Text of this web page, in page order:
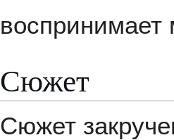
воспринимает
Сюжет
Сюжет